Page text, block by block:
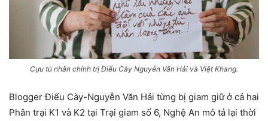
Cựu tù nhân chính trị Điếu Cày Nguyễn Văn Hải và Việt Khang.
Blogger Điếu Cày-Nguyễn Văn Hải từng bị giam giữ ở cả hai
Phân trại K1 và K2 tại Trại giam số 6, Nghệ An mô tả lại thời